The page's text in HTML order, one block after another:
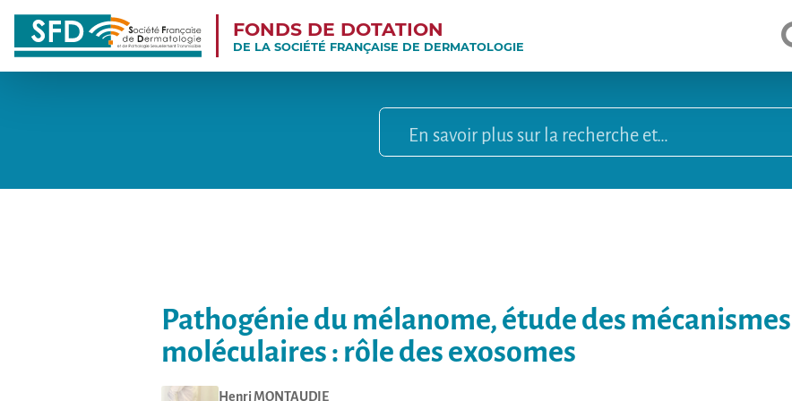
FONDS DE DOTATION
DE LA SOCIÉTÉ FRANÇAISE DE DERMATOLOGIE
Pathogénie du mélanome, étude des mécanismes
moléculaires : rôle des exosomes
HenriMONTAUDIE